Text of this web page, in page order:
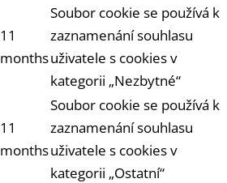
11
months
Soubor cookie se používá k
zaznamenání souhlasu
uživatele s cookies v
kategorii „Nezbytné“
11
months
Soubor cookie se používá k
zaznamenání souhlasu
uživatele s cookies v
kategorii „Ostatní“